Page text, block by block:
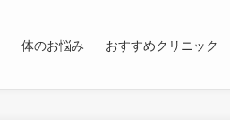
体のお悩み おすすめクリニック